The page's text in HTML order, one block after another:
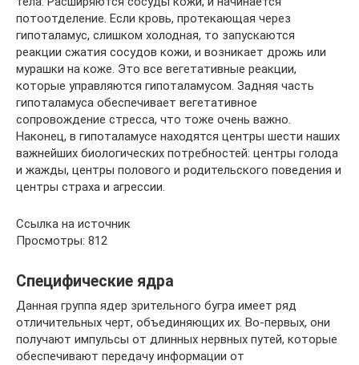
потоотделение. Если кровь, протекающая через
гипоталамус, слишком холодная, то запускаются
реакции сжатия сосудов кожи, и возникает дрожь или
мурашки на коже. Это все вегетативные реакции,
которые управляются гипоталамусом. Задняя часть
гипоталамуса обеспечивает вегетативное
сопровождение стресса, что тоже очень важно.
Наконец, в гипоталамусе находятся центры шести наших
важнейших биологических потребностей: центры голода
и жажды, центры полового и родительского поведения и
центры страха и агрессии.
Ссылка на источник
Просмотры: 812
Специфические ядра
Данная группа ядер зрительного бугра имеет ряд
отличительных черт, объединяющих их. Во-первых, они
получают импульсы от длинных нервных путей, которые
обеспечивают передачу информации от